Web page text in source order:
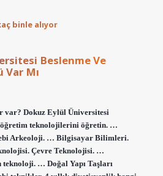
binle alıyor
Beslenme Ve
Mı
var? Dokuz Eylül Üniversitesi
teknolojilerini öğretin. …
Arkeoloji. … Bilgisayar Bilimleri.
Çevre Teknolojisi. …
… Doğal Yapı Taşları